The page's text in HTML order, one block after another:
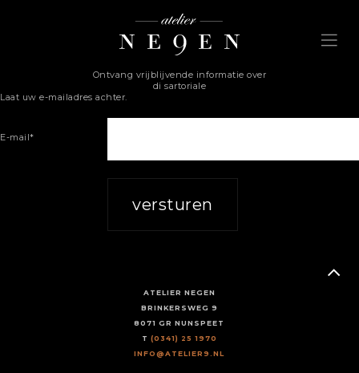
Ontvang vrijblijvende informatie over
di sartoriale
Laat uw e-mailadres achter.
E-mail*
versturen
ATELIER NEGEN
BRINKERSWEG 9
8071 GR NUNSPEET
T (0341) 25 1970
INFO@ATELIER9.NL